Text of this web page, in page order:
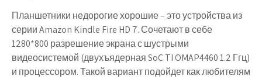
Планшетники недорогие хорошие – это устройства из
серииAmazon Kindle Fire HD 7. Сочетают в себе
1280*800 разрешение экрана с шустрыми
видеосистемой (двухъядерная SoC TI OMAP4460 1.2 Ггц)
и процессором. Такой вариант подойдет как любителям